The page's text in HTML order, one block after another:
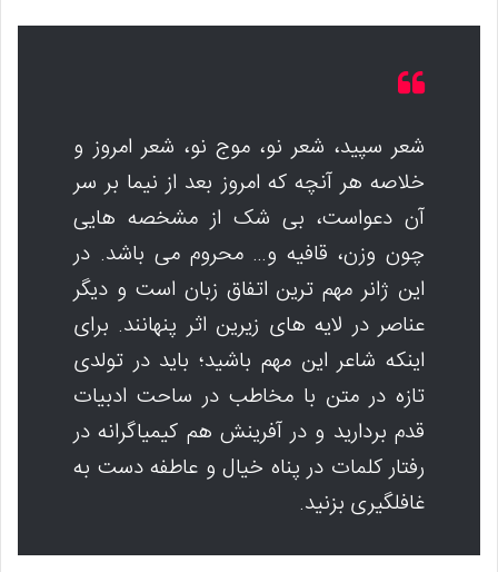
شعر سپید، شعر نو، موج نو، شعر امروز و
خلاصه هر آنچه که امروز بعد از نیما بر سر
آن دعواست، بی شک از مشخصه هایی
چون وزن، قافیه و… محروم می باشد. در
این ژانر مهم ترین اتفاق زبان است و دیگر
عناصر در لایه های زیرین اثر پنهانند. برای
اینکه شاعر این مهم باشید؛ باید در تولدی
تازه در متن با مخاطب در ساحت ادبیات
قدم بردارید و در آفرینش هم کیمیاگرانه در
رفتار کلمات در پناه خیال و عاطفه دست به
غافلگیری بزنید.